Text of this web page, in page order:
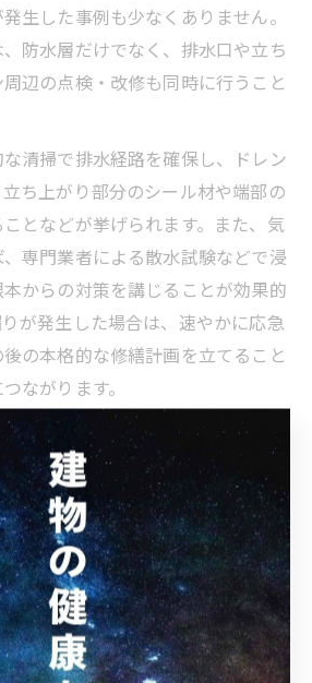
生した事例も少なくありません。
防水層だけでなく、排水口や立ち
辺の点検・改修も同時に行うこと
清掃で排水経路を確保し、ドレン
ち上がり部分のシール材や端部の
となどが挙げられます。また、気
専門業者による散水試験などで浸
からの対策を講じることが効果的
が発生した場合は、速やかに応急
の本格的な修繕計画を立てること
ながります。
と防水保証の重要性
水工事には、必ず工事保証が付帯
のマンションで一般的な防水工事
度が多く、保証内容や範囲は工法
なります。保証期間中に不具合が
補修対応が受けられることが多い
をしっかり確認しておくことが大